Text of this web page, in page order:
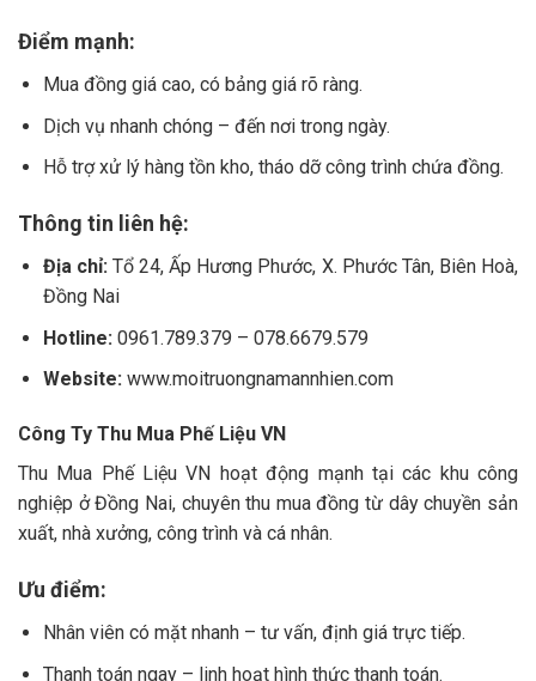
Điểm mạnh:
Mua đồng giá cao, có bảng giá rõ ràng.
Dịch vụ nhanh chóng – đến nơi trong ngày.
Hỗ trợ xử lý hàng tồn kho, tháo dỡ công trình chứa đồng.
Thông tin liên hệ:
Địa chỉ:Tổ 24, Ấp Hương Phước, X. Phước Tân, Biên Hoà,
Đồng Nai
Hotline: 0961.789.379 – 078.6679.579
Website:www.moitruongnamannhien.com
Công Ty Thu Mua Phế Liệu VN
Thu Mua Phế Liệu VN hoạt động mạnh tại các khu công
nghiệp ở Đồng Nai, chuyên thu mua đồng từ dây chuyền sản
xuất, nhà xưởng, công trình và cá nhân.
Ưu điểm:
Nhân viên có mặt nhanh – tư vấn, định giá trực tiếp.
Thanh toán ngay – linh hoạt hình thức thanh toán.